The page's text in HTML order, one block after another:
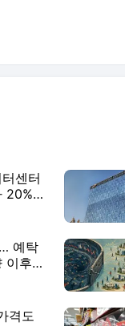
센터
20%
예탁
이후
격도